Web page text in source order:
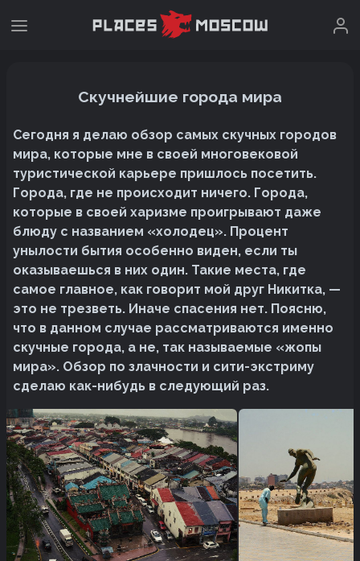
Скучнейшие города мира
Сегодня я делаю обзор самых скучных городов
мира, которые мне в своей многовековой
туристической карьере пришлось посетить.
Города, где не происходит ничего. Города,
которые в своей харизме проигрывают даже
блюду с названием «холодец». Процент
унылости бытия особенно виден, если ты
оказываешься в них один. Такие места, где
самое главное, как говорит мой друг Никитка, —
это не трезветь. Иначе спасения нет. Поясню,
что в данном случае рассматриваются именно
скучные города, а не, так называемые «жопы
мира». Обзор по злачности и сити-экстриму
сделаю как-нибудь в следующий раз.